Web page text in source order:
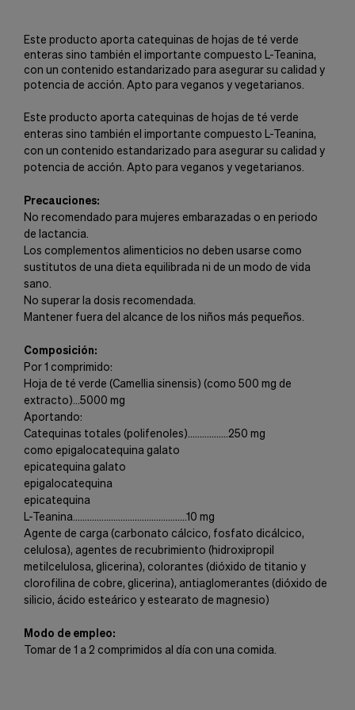
Este producto aporta catequinas de hojas de té verde
enteras sino también el importante compuesto L-Teanina,
con un contenido estandarizado para asegurar su calidad y
potencia de acción. Apto para veganos y vegetarianos.
Este producto aporta catequinas de hojas de té verde
enteras sino también el importante compuesto L-Teanina,
con un contenido estandarizado para asegurar su calidad y
potencia de acción. Apto para veganos y vegetarianos.
Precauciones:
No recomendado para mujeres embarazadas o en periodo
de lactancia.
Los complementos alimenticios no deben usarse como
sustitutos de una dieta equilibrada ni de un modo de vida
sano.
No superar la dosis recomendada.
Mantener fuera del alcance de los niños más pequeños.
Composición:
Por 1 comprimido:
Hoja de té verde (Camellia sinensis) (como 500 mg de
extracto)...5000 mg
Aportando:
Catequinas totales (polifenoles).................250 mg
como epigalocatequina galato
epicatequina galato
epigalocatequina
epicatequina
L-Teanina................................................10 mg
Agente de carga (carbonato cálcico, fosfato dicálcico,
celulosa), agentes de recubrimiento (hidroxipropil
metilcelulosa, glicerina), colorantes (dióxido de titanio y
clorofilina de cobre, glicerina), antiaglomerantes (dióxido de
silicio, ácido esteárico y estearato de magnesio)
Modo de empleo:
Tomar de 1 a 2 comprimidos al día con una comida.